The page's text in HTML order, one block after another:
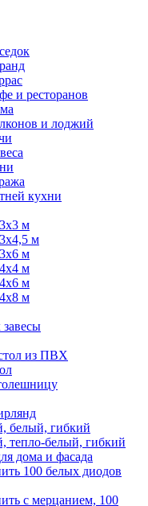
и ресторанов
и лоджий
кухни
м
м
м
м
м
м
из ПВХ
белый, гибкий
тепло-белый, гибкий
дома и фасада
100 белых диодов
с мерцанием, 100